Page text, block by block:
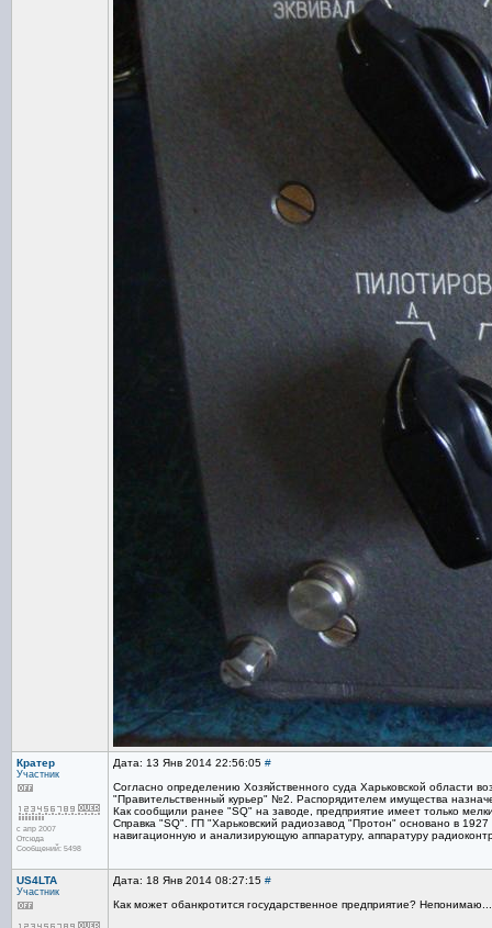
Кратер
Участник
с апр 2007
Отсюда
Сообщений: 5498
Дата: 13 Янв 2014 22:56:05 #
Согласно определению Хозяйственного суда Харьковской области
"Правительственный курьер" №2. Распорядителем имущества
Как сообщили ранее "SQ" на заводе, предприятие имеет только
Справка "SQ". ГП "Харьковский радиозавод "Протон" основано в
навигационную и анализирующую аппаратуру, аппаратуру
US4LTA
Участник
Дата: 18 Янв 2014 08:27:15 #
Как может обанкротится государственное предприятие?